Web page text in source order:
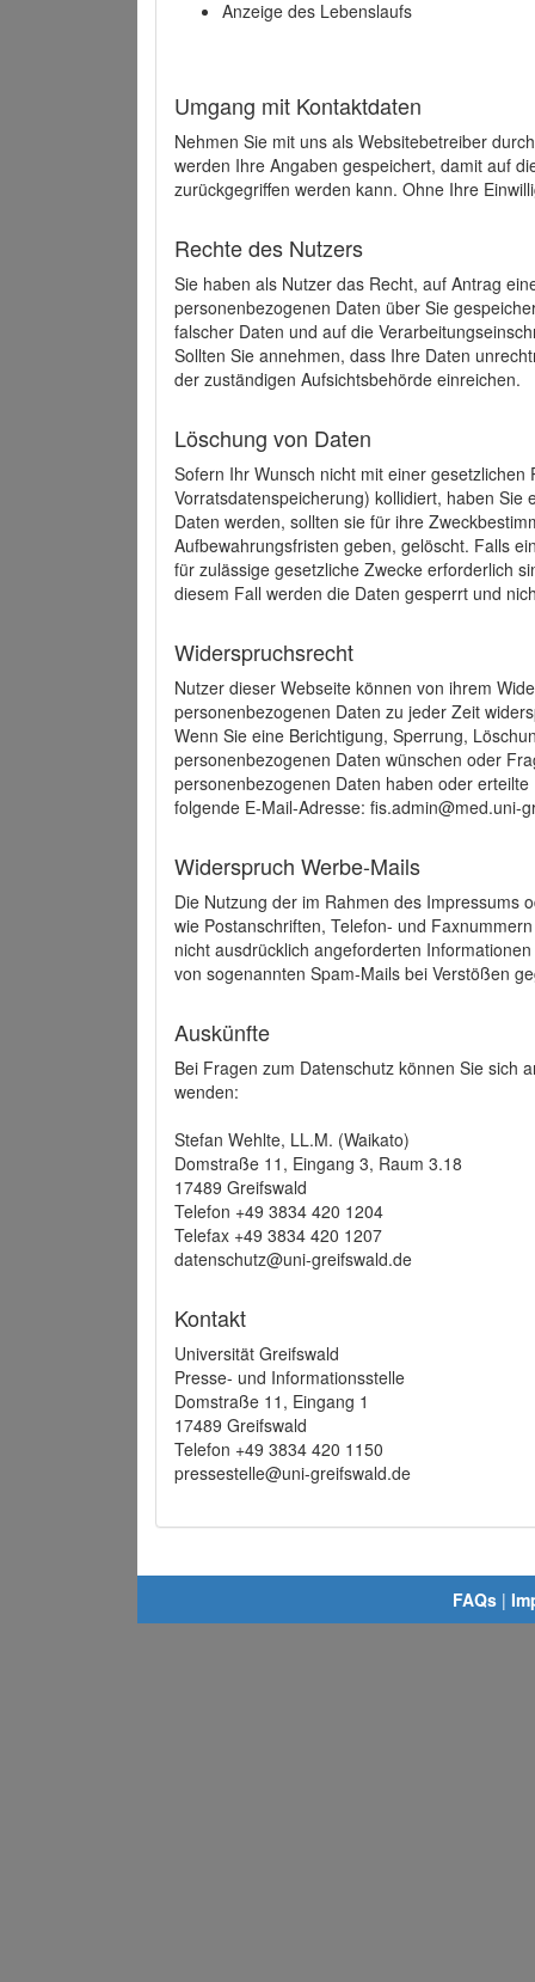
Anzeige des Lebenslaufs
Umgang mit Kontaktdaten
Nehmen Sie mit uns als Websitebetreiber
werden Ihre Angaben gespeichert, damit auf
zurückgegriffen werden kann. Ohne Ihre
Rechte des Nutzers
Sie haben als Nutzer das Recht, auf Antrag
personenbezogenen Daten über Sie
falscher Daten und auf die
Sollten Sie annehmen, dass Ihre Daten
der zuständigen Aufsichtsbehörde einreichen.
Löschung von Daten
Sofern Ihr Wunsch nicht mit einer
Vorratsdatenspeicherung) kollidiert, haben
Daten werden, sollten sie für ihre
Aufbewahrungsfristen geben, gelöscht. Falls
für zulässige gesetzliche Zwecke erforderlich
diesem Fall werden die Daten gesperrt und
Widerspruchsrecht
Nutzer dieser Webseite können von ihrem
personenbezogenen Daten zu jeder Zeit
Wenn Sie eine Berichtigung, Sperrung,
personenbezogenen Daten wünschen oder
personenbezogenen Daten haben oder
folgende E-Mail-Adresse: fis.admin@med.uni-
Widerspruch Werbe-Mails
Die Nutzung der im Rahmen des Impressums
wie Postanschriften, Telefon- und
nicht ausdrücklich angeforderten
von sogenannten Spam-Mails bei Verstößen
Auskünfte
Bei Fragen zum Datenschutz können Sie sich
wenden:
Stefan Wehlte, LL.M. (Waikato)
Domstraße 11, Eingang 3, Raum 3.18
17489 Greifswald
Telefon +49 3834 420 1204
Telefax +49 3834 420 1207
datenschutz@uni-greifswald.de
Kontakt
Universität Greifswald
Presse- und Informationsstelle
Domstraße 11, Eingang 1
17489 Greifswald
Telefon +49 3834 420 1150
pressestelle@uni-greifswald.de
FAQs |